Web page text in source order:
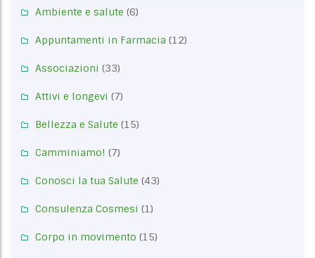
Ambiente e salute (6)
Appuntamenti in Farmacia (12)
Associazioni (33)
Attivi e longevi (7)
Bellezza e Salute (15)
Camminiamo! (7)
Conosci la tua Salute (43)
Consulenza Cosmesi (1)
Corpo in movimento (15)